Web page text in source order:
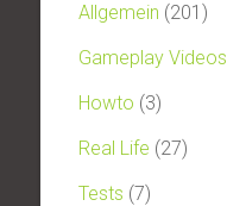
Allgemein (201)
Gameplay Videos
Howto (3)
Real Life (27)
Tests (7)